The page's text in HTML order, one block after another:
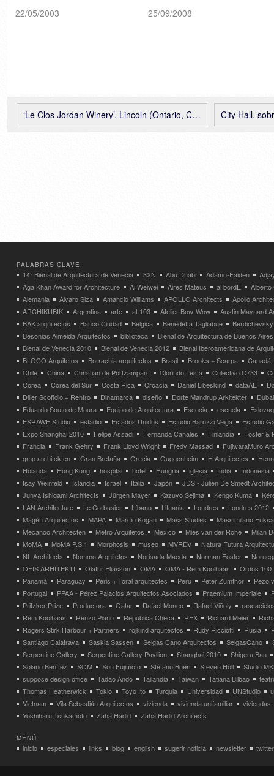
22/05/2003
25/09/2008
City Hall, sobre el
‘Le Clos Jordan Winery’, Lincoln (Ontario, Canada), Frank O. Gehry & Associates
PALABRAS CLAVE
14° Bienal de Arquitectura de Venecia 3XN Abu Dhabi Adamo-Faiden
Aga Khan Award for Architecture
Ai Weiwei Aires Mateus al bordE
Alberto
Alemania
Álvaro Siza Amancio Williams APOLLO Architects
Apollo
ARCHIKUBIK
Argentina arte at.103 Atelier Bow-Wow
Austin Maynard
BAK arquitectos
Banco Ciudad Belgica Benedetta Tagliabue
Besonias Almeida Arquitectos
biblioteca
Bienal de Arquitectura de Buenos Aires
Bienal de Venecia 2010
Bienal de Venecia 2012
Bienal Iberoamericana de
BLOCO Arquitetos
Borrachia arquitectos Brasil Brooks + Scarpa
Canadá
Chile
China Christian de Portzamparc Clorindo Testa Colectivo C733
Corea
Corea del Sur Costa Rica Croacia Daniel Libeskind dataAE
Diller Scofidio + Renfro
Dinamarca diseño Dorte Mandrup Arkitekter
Dubai
Eduardo Souto de Moura
Equipo de Arquitectura Escocia escuela
ESRAWE Studio
estadio Estados Unidos Estudio Barozzi Veiga
Estudio
Expo Shanghai 2010
Felipe Assadi Fernanda Canales Finlandia
Foster &
Francia
Frank Gehry Frank Lloyd Wright Fredy Massad
FujiwaraMuro
gmp architekten
Gran Bretaña Grecia Guggenheim H Arquitectes
Holanda
Hong Kong hospital hotel Hungria iglesia India
Indonesia
Isay Weinfeld
Islandia Israel Italia Japón
JDS - Julien De Smedt
Junya Ishigami Architects
Jürgen Mayer Kazuyo Sejima Kengo Kuma
LAN Architecture
Le Corbusier Líbano Lituania Londres
Londres 2012
Magén Arquitectos
MAPA Marcio Kogan Mass Studies
Massimilano
Mecanoo Architecten
Metro Arquitetos Mexico Mies van der Rohe
Milan
MoMA
MoMA P.S.1 Morphosis museo MVRDV
Natura Futura
NL Architects
Nommo Arquitetos Norisada Maeda Norman Foster
OFIS ARHITEKTI
Olafur Eliasson OMA OMA - Rem Koolhaas
Ordos 100
Panamá
Paraguay Peris + Toral arquitectes Perú Peter Zumthor
Pezo
Portugal
PPAA - Pérez Palacios Arquitectos Asociados Praemium Imperiale
Pritzker Prize
Productora Qatar Rafael Moneo Rafael Viñoly
Rem Koolhaas
Renzo Piano República Checa REX Richard Meier
Rogers Stirk Harbour + Partners
rojkind arquitectos Rudy Ricciotti Rusia
Santiago Calatrava
Saskia Sassen Selgas Cano Arquitectos SelgasCano
Serpentine Gallery
Serpentine Gallery Pavilion Shanghai 2010
Shigeru Ban
Solano Benítez
SOM Sou Fujimoto Stefano Boeri Steven Holl
Studio
suppose design office
Tadao Ando Tailandia Taiwan Tatiana Bilbao
Thomas Heatherwick
Tokio Toyo Ito Turquia Universidad UNStudio
Vietnam
Vila Sebastián Arquitectos vivienda vivienda unifamiliar
viviendas
Yoshiharu Tsukamoto
Zaha Hadid Zaha Hadid Architects
MENÚ
inicio especiales links blog english sugerir noticia newsletter twitter